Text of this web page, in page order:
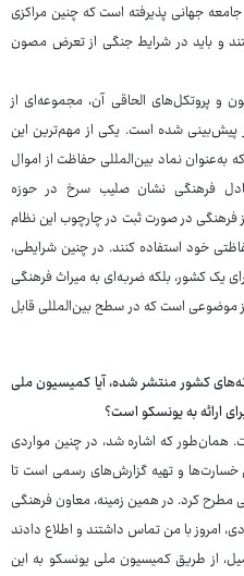
جهانی پذیرفته است که چنین مراکزی
و باید در شرایط جنگی از تعرض مصون
و پروتکل‌های الحاقی آن، مجموعه‌ای از
پیش‌بینی شده است. یکی از مهم‌ترین این
به‌عنوان نماد بین‌المللی حفاظت از اموال
فرهنگی نشان صلیب سرخ در حوزه
فرهنگی در صورت ثبت در چارچوب این نظام
خود استفاده کنند. در چنین شرایطی،
یک کشور، بلکه ضربه‌ای به میراث فرهنگی
است که در سطح بین‌المللی قابل
کشور منتشر شده، آیا کمیسیون ملی
ارائه به یونسکو است؟
همان‌طور که اشاره شد، در چنین مواردی
خسارت‌ها و تهیه گزارش‌های رسمی است تا
مطرح کرد. در همین زمینه، معاون فرهنگی
امروز با من تماس داشتند و اطلاع دادند
از طریق کمیسیون ملی یونسکو به این